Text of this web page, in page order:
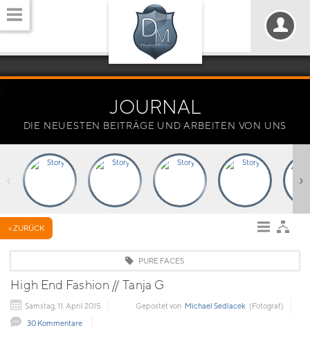
JOURNAL
DIE NEUESTEN BEITRÄGE UND ARBEITEN VON UNS
‹ ›
« ZURÜCK
PURE FACES
High End Fashion // Tanja G
Samstag, 11. April 2015 Gepostet von Michael Sedlacek (Fotograf)
30 Kommentare